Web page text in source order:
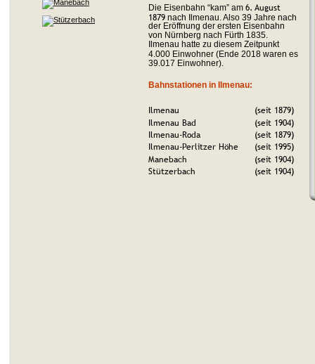
Die Eisenbahn “kam” am 6. August
1879 nach Ilmenau. Also 39 Jahre nach
der Eröffnung der ersten Eisenbahn
von Nürnberg nach Fürth 1835.
Ilmenau hatte zu diesem Zeitpunkt
4.000 Einwohner (Ende 2018 waren es
39.017 Einwohner).
Bahnstationen in Ilmenau:
Ilmenau
(seit 1879)
Ilmenau Bad
(seit 1904)
Ilmenau-Roda
(seit 1879)
Ilmenau-Perlitzer Höhe
(seit 1995)
Manebach
(seit 1904)
Stützerbach
(seit 1904)